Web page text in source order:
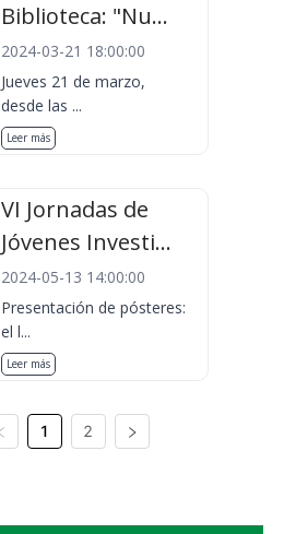
Biblioteca: "Nu...
2024-03-21 18:00:00
Jueves 21 de marzo,
desde las ...
Leer más
VI Jornadas de
Jóvenes Investi...
2024-05-13 14:00:00
Presentación de pósteres:
el l...
Leer más
1 2